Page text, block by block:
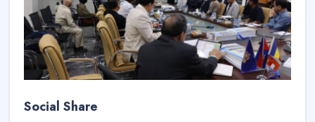
Social Share